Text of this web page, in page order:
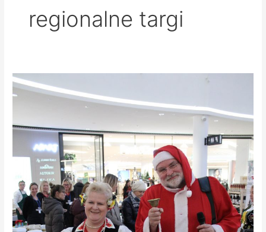
regionalne targi
REGIONALNY
TARG
PREZENTÓW
PROMENADZIE!